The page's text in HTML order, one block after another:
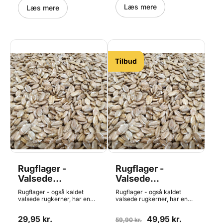
Læs mere
ost henover, før de bages for
at gøre dem ekstra lækre.
Læs mere
Rugflager -
Valsede
Rugkerner, 500g
Rugflager - også kaldet
valsede rugkerner, har en
rugbrød og andet groft
29,95 kr.
Tilbud
Rugflager -
Valsede
Rugkerner, 1kg
Rugflager - også kaldet
valsede rugkerner, har en
rugbrød og andet groft
59,90 kr. 49,95 kr.